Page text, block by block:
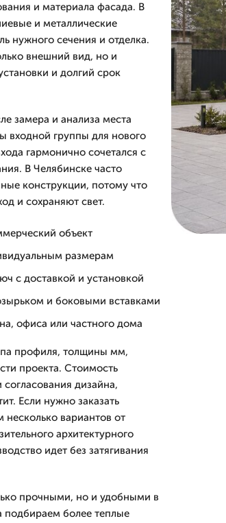
и материала фасада. В
и металлические
нужного сечения и отделка.
внешний вид, но и
и долгий срок
замера и анализа места
входной группы для нового
гармонично сочетался с
В Челябинске часто
конструкции, потому что
и сохраняют свет.
объект
размерам
с доставкой и установкой
и боковыми вставками
офиса или частного дома
профиля, толщины мм,
проекта. Стоимость
дизайна,
Если нужно заказать
вариантов от
архитектурного
идет без затягивания
прочными, но и удобными в
подбираем более теплые